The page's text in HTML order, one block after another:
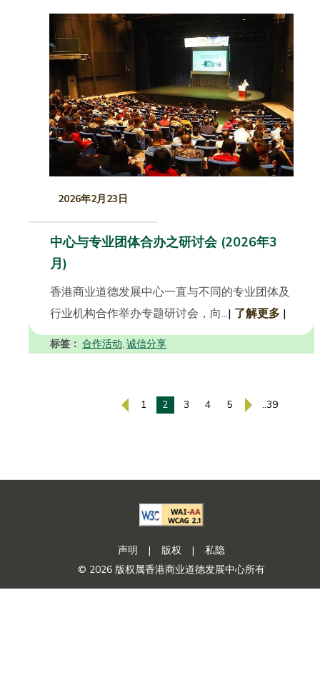
2026年2月23日
中心与专业团体合办之研讨会 (2026年3
月)
香港商业道德发展中心一直与不同的专业团体及
行业机构合作举办专题研讨会，向...| 了解更多 |
标签： 合作活动, 诚信分享
1 2 3 4 5 ..39
声明 | 版权 |
私隐
© 2026 版权属香港商业道德发展中心所有